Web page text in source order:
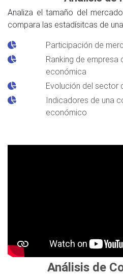
Analiza el tamaño del
compara las estadísitcas de
Participación de
Ranking de empresa
económica
Evolución del sector
Indicadores de una
económico
Análisis de